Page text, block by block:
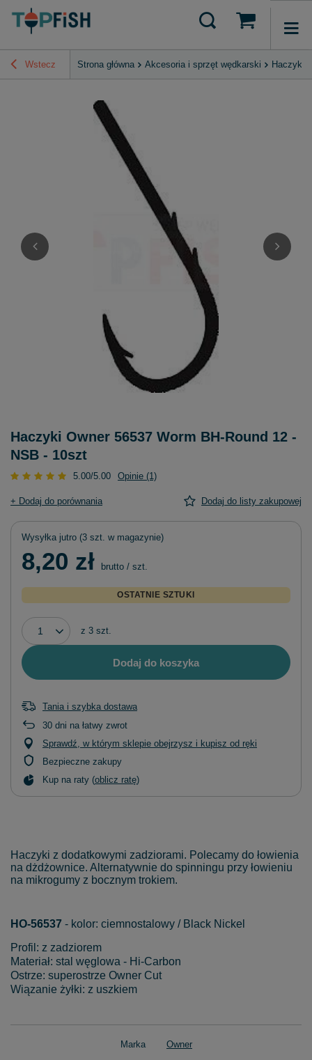
Wstecz Strona główna Akcesoria i sprzęt wędkarski Haczyki,
Haczyki Owner 56537 Worm BH-Round 12 -
NSB - 10szt
5.00/5.00 Opinie (1)
+ Dodaj do porównania Dodaj do listy zakupowej
Wysyłka jutro (3 szt. w magazynie)
8,20 zł brutto / szt.
OSTATNIE SZTUKI
z 3 szt.
Dodaj do koszyka
Tania i szybka dostawa
30 dni na łatwy zwrot
Sprawdź, w którym sklepie obejrzysz i kupisz od ręki
Bezpieczne zakupy
Kup na raty (oblicz ratę)
Haczyki z dodatkowymi zadziorami. Polecamy do łowienia
na dżdżownice. Alternatywnie do spinningu przy łowieniu
na mikrogumy z bocznym trokiem.
HO-56537 - kolor: ciemnostalowy / Black Nickel
Profil: z zadziorem
Materiał: stal węglowa - Hi-Carbon
Ostrze: superostrze Owner Cut
Wiązanie żyłki: z uszkiem
Marka Owner